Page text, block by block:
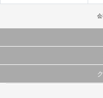
当サイトで公開されている情報（
これらの情報を権利者の許可なく
当サイトに掲載している内容はす
このサイトでは Cookie を使用して